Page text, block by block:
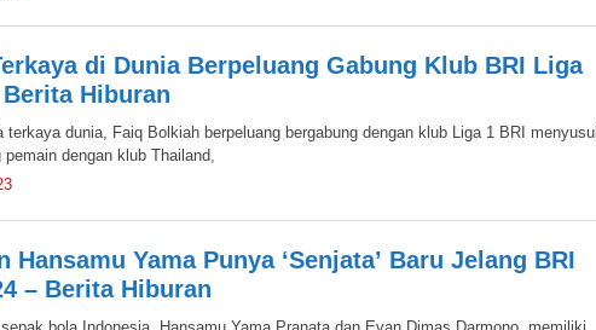
di Dunia Berpeluang Gabung Klub BRI Liga
Hiburan
terkaya dunia, Faiq Bolkiah berpeluang bergabung dengan klub Liga 1 BRI menyusul
dengan klub Thailand,
Hansamu Yama Punya ‘Senjata’ Baru Jelang BRI
– Berita Hiburan